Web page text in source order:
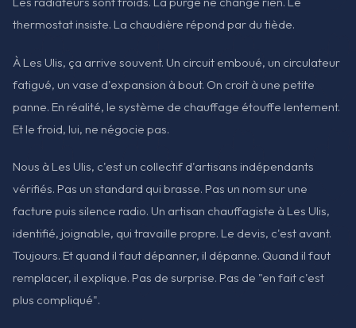
thermostat insiste. La chaudière répond par du tiède.
À Les Ulis, ça arrive souvent. Un circuit emboué, un circulateur
fatigué, un vase d'expansion à bout. On croit à une petite
panne. En réalité, le système de chauffage étouffe lentement.
Et le froid, lui, ne négocie pas.
Nous à Les Ulis, c'est un collectif d'artisans indépendants
vérifiés. Pas un standard qui brasse. Pas un nom sur une
facture puis silence radio. Un artisan chauffagiste à Les Ulis,
identifié, joignable, qui travaille propre. Le devis, c'est avant.
Toujours. Et quand il faut dépanner, il dépanne. Quand il faut
remplacer, il explique. Pas de surprise. Pas de "en fait c'est
plus compliqué".